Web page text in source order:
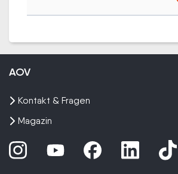
AOV
Kontakt & Fragen
Magazin